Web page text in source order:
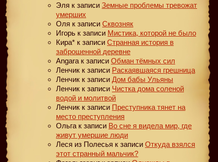
Эля к записи Земные проблемы тревожат
умерших
Оля к записи Сквозняк
Игорь к записи Мистика, которой не было
Кира* к записи Странная история в
заброшенной деревне
Angara к записи Обман тёмных сил
Ленчик к записи Раскаявшаяся грешница
Ленчик к записи Дом бабы Ульяны
Ленчик к записи Чистка дома соленой
водой и молитвой
Ленчик к записи Преступника тянет на
место преступления
Ольга к записи Во сне я видела мир, где
живут умершие люди
Леся из Полесья к записи Откуда взялся
этот странный мальчик?